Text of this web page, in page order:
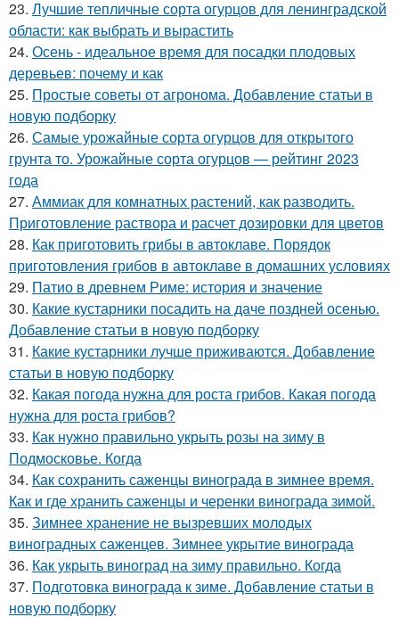
23. Лучшие тепличные сорта огурцов для ленинградской
области: как выбрать и вырастить
24. Осень - идеальное время для посадки плодовых
деревьев: почему и как
25. Простые советы от агронома. Добавление статьи в
новую подборку
26. Самые урожайные сорта огурцов для открытого
грунта то. Урожайные сорта огурцов — рейтинг 2023
года
27. Аммиак для комнатных растений, как разводить.
Приготовление раствора и расчет дозировки для цветов
28. Как приготовить грибы в автоклаве. Порядок
приготовления грибов в автоклаве в домашних условиях
29. Патио в древнем Риме: история и значение
30. Какие кустарники посадить на даче поздней осенью.
Добавление статьи в новую подборку
31. Какие кустарники лучше приживаются. Добавление
статьи в новую подборку
32. Какая погода нужна для роста грибов. Какая погода
нужна для роста грибов?
33. Как нужно правильно укрыть розы на зиму в
Подмосковье. Когда
34. Как сохранить саженцы винограда в зимнее время.
Как и где хранить саженцы и черенки винограда зимой.
35. Зимнее хранение не вызревших молодых
виноградных саженцев. Зимнее укрытие винограда
36. Как укрыть виноград на зиму правильно. Когда
37. Подготовка винограда к зиме. Добавление статьи в
новую подборку